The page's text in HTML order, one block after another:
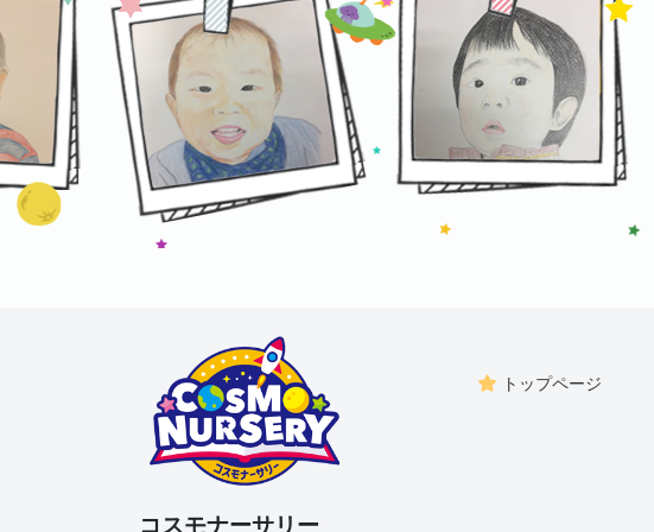
コスモナーサリー
トップページ